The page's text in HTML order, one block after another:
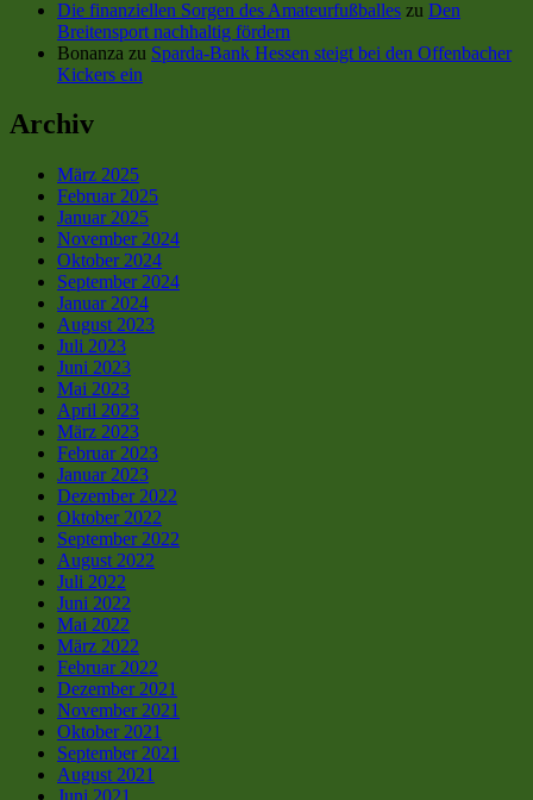
Die finanziellen Sorgen des Amateurfußballes zu Den
Breitensport nachhaltig fördern
Bonanza zu Sparda-Bank Hessen steigt bei den Offenbacher
Kickers ein
Archiv
März 2025
Februar 2025
Januar 2025
November 2024
Oktober 2024
September 2024
Januar 2024
August 2023
Juli 2023
Juni 2023
Mai 2023
April 2023
März 2023
Februar 2023
Januar 2023
Dezember 2022
Oktober 2022
September 2022
August 2022
Juli 2022
Juni 2022
Mai 2022
März 2022
Februar 2022
Dezember 2021
November 2021
Oktober 2021
September 2021
August 2021